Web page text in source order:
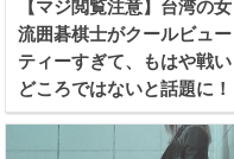
【マジ閲覧注意】台湾の女
流囲碁棋士がクールビュー
ティーすぎて、もはや戦い
どころではないと話題に！